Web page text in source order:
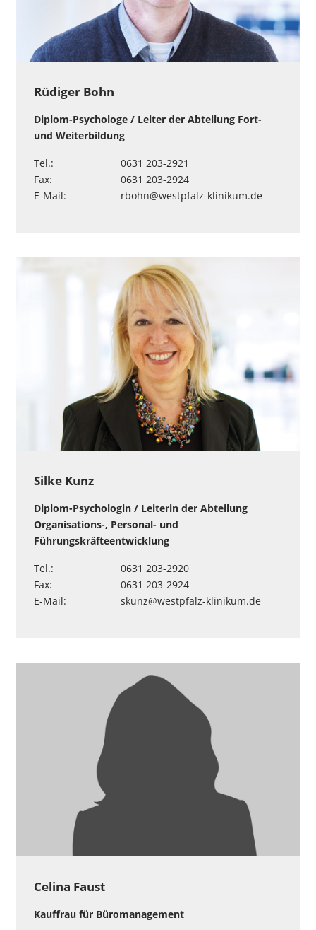
Rüdiger Bohn
Diplom-Psychologe / Leiter der Abteilung Fort-
und Weiterbildung
Tel.:
0631 203-2921
Fax:
0631 203-2924
E-Mail:
rbohn@westpfalz-klinikum.de
Silke Kunz
Diplom-Psychologin / Leiterin der Abteilung
Organisations-, Personal- und
Führungskräfteentwicklung
Tel.:
0631 203-2920
Fax:
0631 203-2924
E-Mail:
skunz@westpfalz-klinikum.de
Celina Faust
Kauffrau für Büromanagement